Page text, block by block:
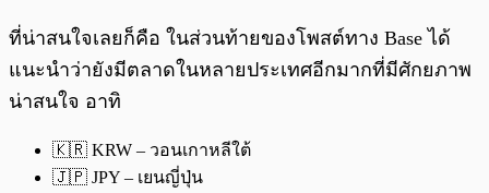
ที่น่าสนใจเลยก็คือ ในส่วนท้ายของโพสต์ทาง Base ได้
แนะนำว่ายังมีตลาดในหลายประเทศอีกมากที่มีศักยภาพ
น่าสนใจ อาทิ
🇰🇷 KRW – วอนเกาหลีใต้
🇯🇵 JPY – เยนญี่ปุ่น